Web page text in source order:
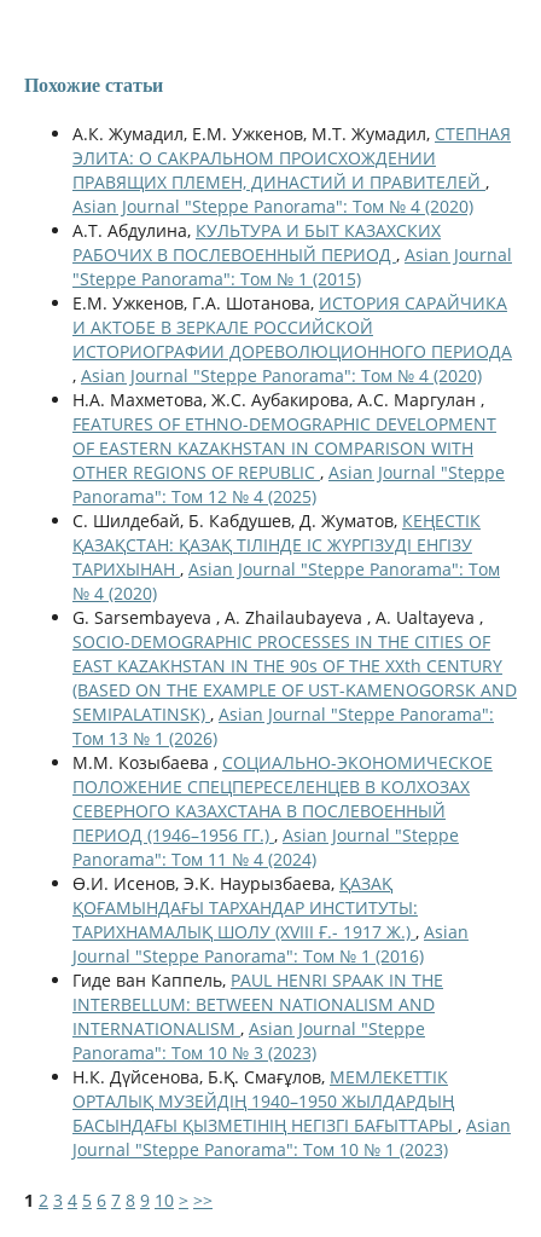
Похожие статьи
А.К. Жумадил, Е.М. Ужкенов, М.Т. Жумадил, СТЕПНАЯ
ЭЛИТА: О САКРАЛЬНОМ ПРОИСХОЖДЕНИИ
ПРАВЯЩИХ ПЛЕМЕН, ДИНАСТИЙ И ПРАВИТЕЛЕЙ ,
Asian Journal "Steppe Panorama": Том № 4 (2020)
А.Т. Абдулина, КУЛЬТУРА И БЫТ КАЗАХСКИХ
РАБОЧИХ В ПОСЛЕВОЕННЫЙ ПЕРИОД , Asian Journal
"Steppe Panorama": Том № 1 (2015)
Е.М. Ужкенов, Г.А. Шотанова, ИСТОРИЯ САРАЙЧИКА
И АКТОБЕ В ЗЕРКАЛЕ РОССИЙСКОЙ
ИСТОРИОГРАФИИ ДОРЕВОЛЮЦИОННОГО ПЕРИОДА
, Asian Journal "Steppe Panorama": Том № 4 (2020)
Н.А. Махметова, Ж.С. Аубакирова, А.С. Маргулан ,
FEATURES OF ETHNO-DEMOGRAPHIC DEVELOPMENT
OF EASTERN KAZAKHSTAN IN COMPARISON WITH
OTHER REGIONS OF REPUBLIC , Asian Journal "Steppe
Panorama": Том 12 № 4 (2025)
С. Шилдебай, Б. Кабдушев, Д. Жуматов, КЕҢЕСТІК
ҚАЗАҚСТАН: ҚАЗАҚ ТІЛІНДЕ ІС ЖҮРГІЗУДІ ЕНГІЗУ
ТАРИХЫНАН , Asian Journal "Steppe Panorama": Том
№ 4 (2020)
G. Sarsembayeva , A. Zhailaubayeva , A. Ualtayeva ,
SOCIO-DEMOGRAPHIC PROCESSES IN THE CITIES OF
EAST KAZAKHSTAN IN THE 90s OF THE ХХth CENTURY
(BASED ON THE EXAMPLE OF UST-KAMENOGORSK AND
SEMIPALATINSK) , Asian Journal "Steppe Panorama":
Том 13 № 1 (2026)
М.М. Козыбаева , СОЦИАЛЬНО-ЭКОНОМИЧЕСКОЕ
ПОЛОЖЕНИЕ СПЕЦПЕРЕСЕЛЕНЦЕВ В КОЛХОЗАХ
СЕВЕРНОГО КАЗАХСТАНА В ПОСЛЕВОЕННЫЙ
ПЕРИОД (1946–1956 ГГ.) , Asian Journal "Steppe
Panorama": Том 11 № 4 (2024)
Ө.И. Исенов, Э.К. Наурызбаева, ҚАЗАҚ
ҚОҒАМЫНДАҒЫ ТАРХАНДАР ИНСТИТУТЫ:
ТАРИХНАМАЛЫҚ ШОЛУ (XVIII Ғ.- 1917 Ж.) , Asian
Journal "Steppe Panorama": Том № 1 (2016)
Гиде ван Каппель, PAUL HENRI SPAAK IN THE
INTERBELLUM: BETWEEN NATIONALISM AND
INTERNATIONALISM , Asian Journal "Steppe
Panorama": Том 10 № 3 (2023)
Н.К. Дүйсенова, Б.Қ. Смағұлов, МЕМЛЕКЕТТІК
ОРТАЛЫҚ МУЗЕЙДІҢ 1940–1950 ЖЫЛДАРДЫҢ
БАСЫНДАҒЫ ҚЫЗМЕТІНІҢ НЕГІЗГІ БАҒЫТТАРЫ , Asian
Journal "Steppe Panorama": Том 10 № 1 (2023)
1 2 3 4 5 6 7 8 9 10 > >>